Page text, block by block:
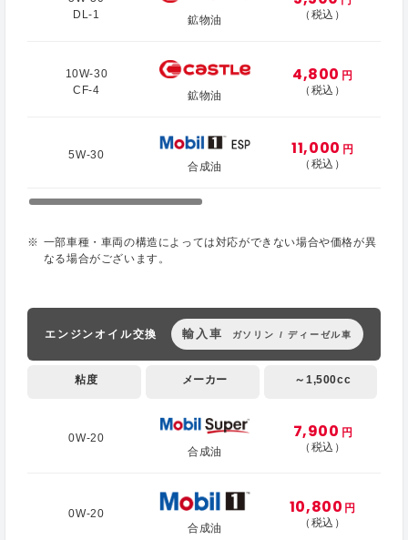
DL-1
鉱物油
（税込）
10W-30
CF-4
鉱物油
4,800 円
（税込）
5W-30
合成油
11,000 円
（税込）
一部車種・車両の構造によっては対応ができない場合や価格が異
なる場合がございます。
エンジンオイル交換 輸入車 ガソリン / ディーゼル車
粘度 メーカー ～1,500cc
0W-20
合成油
7,900 円
（税込）
0W-20
合成油
10,800 円
（税込）